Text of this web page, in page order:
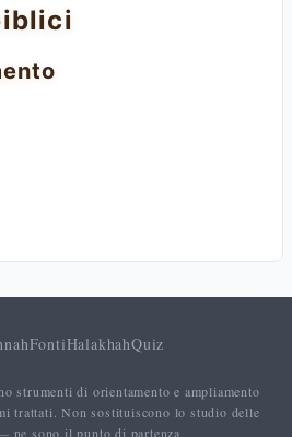
FontiHalakhahQuiz
strumenti di orientamento e ampliamento
trattati. Non sostituiscono lo studio delle
ne sono il punto di partenza.